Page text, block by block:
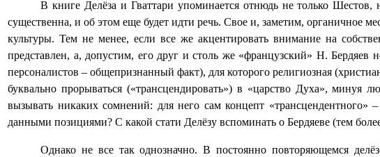
В книге Делёза и Гваттари упоминается отнюдь не только
существенна, и об этом еще будет идти речь. Свое и, заметим, органичное
культуры. Тем не менее, если все же акцентировать внимание на
представлен, а, допустим, его друг и столь же «французский» Н. Бердяев
персоналистов – общепризнанный факт), для которого религиозная
буквально прорываться («трансцендировать») в «царство Духа», минуя
вызывать никаких сомнений: для него сам концепт
данными позициями? С какой стати Делёзу вспоминать о Бердяеве (тем
Однако не все так однозначно. В постоянно повторяющемся